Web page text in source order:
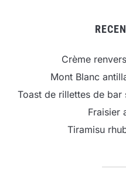
Crème
Mont Blanc
Toast de rillettes de
Fraisier
Tiramisu